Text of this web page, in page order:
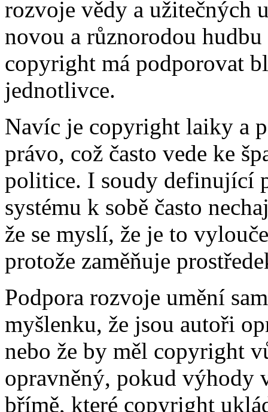
rozvoje vědy a užitečných
novou a různorodou
copyright má podporovat
jednotlivce.
Navíc je copyright laiky a
právo, což často vede ke
politice. I soudy definující
systému k sobě často
že se myslí, že je to
protože zaměňuje
Podpora rozvoje umění
myšlenku, že jsou autoři
nebo že by měl copyright
opravněný, pokud výhody
břímě, které copyright